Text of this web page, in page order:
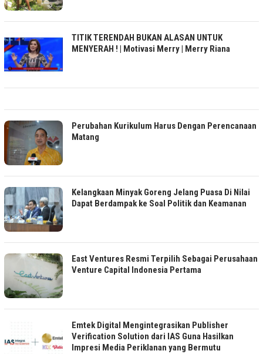
TITIK TERENDAH BUKAN ALASAN UNTUK
MENYERAH ! | Motivasi Merry | Merry Riana
Perubahan Kurikulum Harus Dengan Perencanaan
Matang
Kelangkaan Minyak Goreng Jelang Puasa Di Nilai
Dapat Berdampak ke Soal Politik dan Keamanan
East Ventures Resmi Terpilih Sebagai Perusahaan
Venture Capital Indonesia Pertama
Emtek Digital Mengintegrasikan Publisher
Verification Solution dari IAS Guna Hasilkan
Impresi Media Periklanan yang Bermutu